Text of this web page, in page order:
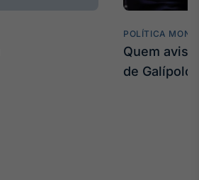
POLÍTICA
Quem
de Galípolo